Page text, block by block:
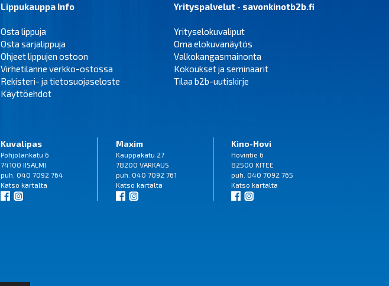
Lippukauppa Info
Osta lippuja
Osta sarjalippuja
Ohjeet lippujen ostoon
Virhetilanne verkko-ostossa
Rekisteri- ja tietosuojaseloste
Käyttöehdot
Yrityspalvelut - savonkinotb2b.fi
Yrityselokuvaliput
Oma elokuvanäytös
Valkokangasmainonta
Kokoukset ja seminaarit
Tilaa b2b-uutiskirje
Kuvalipas
Pohjolankatu 6
74100 IISALMI
puh. 040 7092 764
Katso kartalta
Maxim
Kauppakatu 27
78200 VARKAUS
puh. 040 7092 761
Katso kartalta
Kino-Hovi
Hovintie 6
82500 KITEE
puh. 040 7092 765
Katso kartalta